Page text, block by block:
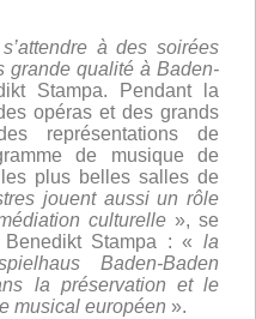
à des soirées
grande qualité à Baden-
Stampa. Pendant la
opéras et des grands
représentations de
de musique de
plus belles salles de
jouent aussi un rôle
culturelle », se
Stampa : « la
Baden-Baden
la préservation et le
musical européen ».